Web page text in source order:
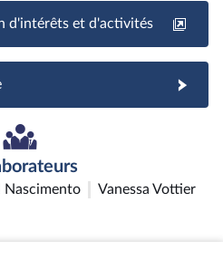
d'intérêts et d'activités
Nascimento Vanessa Vottier